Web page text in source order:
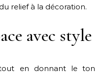
relief à la décoration.
avec style
en donnant le ton